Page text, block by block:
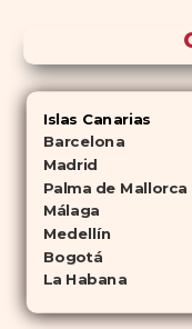
Islas Canarias
Barcelona
Madrid
Palma de Mallorca
Málaga
Medellín
Bogotá
La Habana